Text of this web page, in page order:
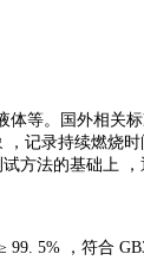
等。国外相
记录持续燃
法的基础上
5% ，符合